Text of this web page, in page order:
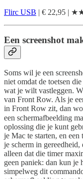
Flirc USB | € 22,95 |
Een screenshot
Soms wil je een
niet omdat de toetsen
wat je wilt vastleggen.
van Front Row. Als je
in Front Row zit, dan
een schermafbeelding
oplossing die je kunt
je Mac te starten, en
je scherm in
alleen dat die timer
geen paniek: dan kun je
simpelweg dit